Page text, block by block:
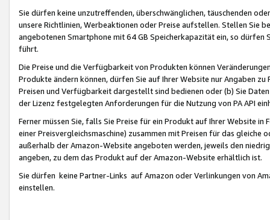
Sie dürfen keine unzutreffenden, überschwänglichen, täuschenden
unsere Richtlinien, Werbeaktionen oder Preise aufstellen. Stellen Sie
angebotenen Smartphone mit 64 GB Speicherkapazität ein, so dürfen
führt.
Die Preise und die Verfügbarkeit von Produkten können
Produkte ändern können, dürfen Sie auf Ihrer Website nur Angaben
Preisen und Verfügbarkeit dargestellt sind bedienen oder (b) Sie
der Lizenz festgelegten Anforderungen für die Nutzung von PA API
Ferner müssen Sie, falls Sie Preise für ein Produkt auf Ihrer Website
einer Preisvergleichsmaschine) zusammen mit Preisen für das
außerhalb der Amazon-Website angeboten werden, jeweils den
angeben, zu dem das Produkt auf der Amazon-Website erhältlich ist.
Sie dürfen keine Partner-Links auf Amazon oder Verlinkungen von
einstellen.